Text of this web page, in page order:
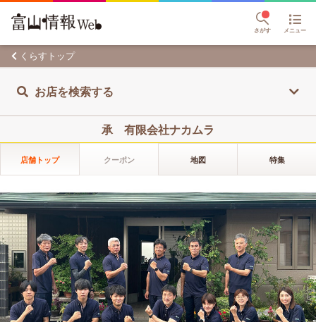
さがす メニュー
くらすトップ
お店を検索する
承 有限会社ナカムラ
店舗トップ クーポン 地図 特集